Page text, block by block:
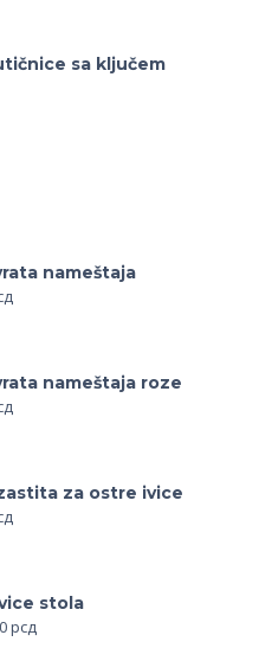
sa ključem
nameštaja
nameštaja roze
za ostre ivice
stola
рсд